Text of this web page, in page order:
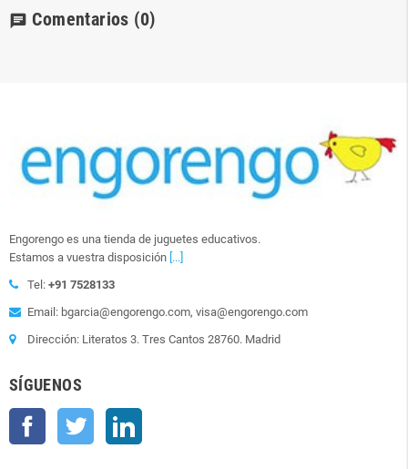
chat Comentarios (0)
Engorengo es una tienda de juguetes educativos.
Estamos a vuestra disposición [...]
Tel: +91 7528133
Email: bgarcia@engorengo.com, visa@engorengo.com
Dirección: Literatos 3. Tres Cantos 28760. Madrid
SÍGUENOS
Facebook Twitter